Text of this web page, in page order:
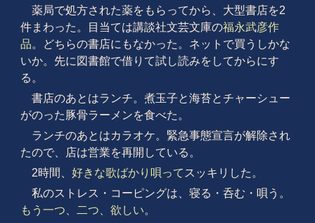
薬局で処方された薬をもらってから、大型書店を2
件まわった。目当ては講談社文芸文庫の福永武彦作
品。どちらの書店にもなかった。ネットで買うしかな
いか。先に図書館で借りて試し読みをしてからにす
る。
書店のあとはランチ。煮玉子と海苔とチャーシュー
がのった豚骨ラーメンを食べた。
ランチのあとはカラオケ。緊急事態宣言が解除され
たので、店は営業を再開している。
2時間、 好きな歌ばかり唄って スッキリした。
私のストレス・コーピングは、寝る・呑む・唄う。
もう一つ、二つ、欲しい。